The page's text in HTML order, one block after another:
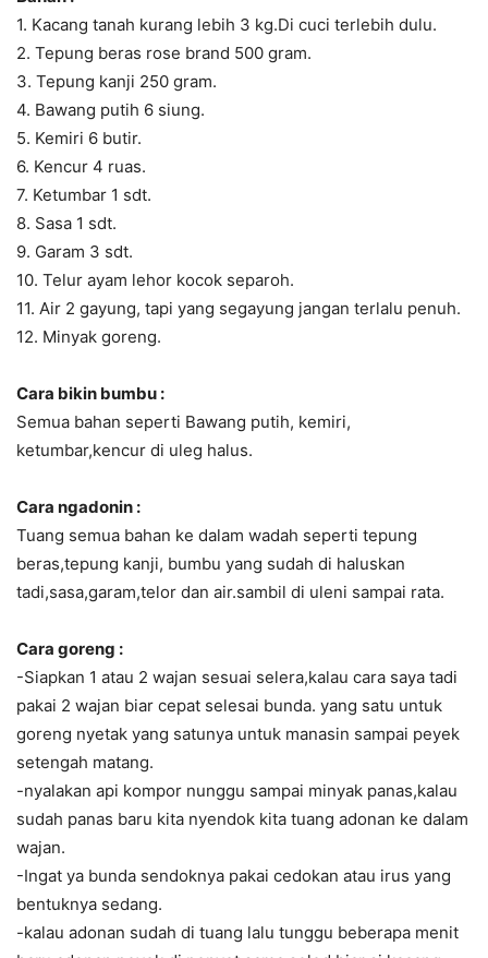
1. Kacang tanah kurang lebih 3 kg.Di cuci terlebih dulu.
2. Tepung beras rose brand 500 gram.
3. Tepung kanji 250 gram.
4. Bawang putih 6 siung.
5. Kemiri 6 butir.
6. Kencur 4 ruas.
7. Ketumbar 1 sdt.
8. Sasa 1 sdt.
9. Garam 3 sdt.
10. Telur ayam lehor kocok separoh.
11. Air 2 gayung, tapi yang segayung jangan terlalu penuh.
12. Minyak goreng.
Cara bikin bumbu :
Semua bahan seperti Bawang putih, kemiri,
ketumbar,kencur di uleg halus.
Cara ngadonin :
Tuang semua bahan ke dalam wadah seperti tepung
beras,tepung kanji, bumbu yang sudah di haluskan
tadi,sasa,garam,telor dan air.sambil di uleni sampai rata.
Cara goreng :
-Siapkan 1 atau 2 wajan sesuai selera,kalau cara saya tadi
pakai 2 wajan biar cepat selesai bunda. yang satu untuk
goreng nyetak yang satunya untuk manasin sampai peyek
setengah matang.
-nyalakan api kompor nunggu sampai minyak panas,kalau
sudah panas baru kita nyendok kita tuang adonan ke dalam
wajan.
-Ingat ya bunda sendoknya pakai cedokan atau irus yang
bentuknya sedang.
-kalau adonan sudah di tuang lalu tunggu beberapa menit